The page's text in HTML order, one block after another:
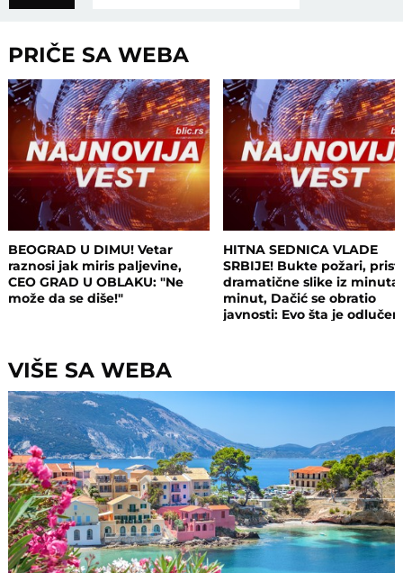
PRIČE SA WEBA
BEOGRAD U DIMU! Vetar
raznosi jak miris paljevine,
CEO GRAD U OBLAKU: "Ne
može da se diše!"
HITNA SEDNICA VLADE
SRBIJE! Bukte požari,
dramatične slike iz minuta
minut, Dačić se obratio
javnosti: Evo šta je
VIŠE SA WEBA